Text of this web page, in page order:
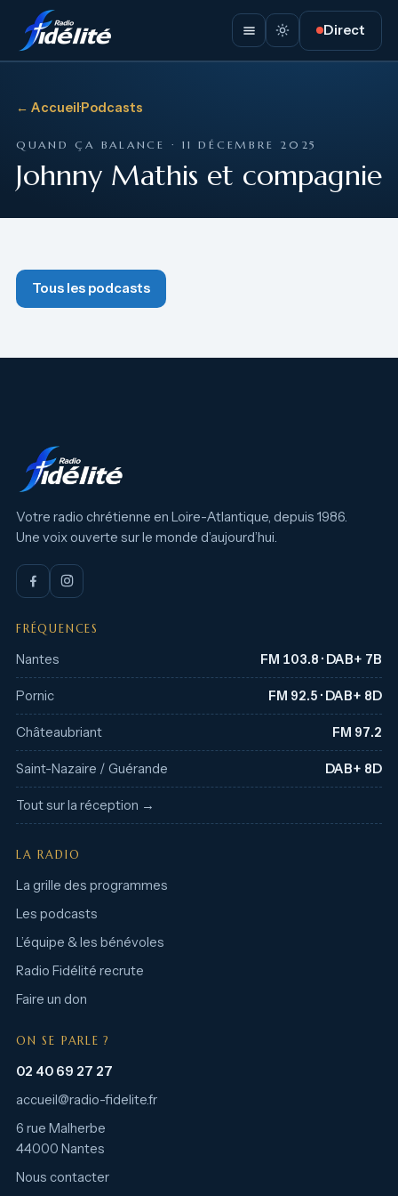
Direct
← Accueil·Podcasts
QUAND ÇA BALANCE · 11 DÉCEMBRE 2025
Johnny Mathis et compagnie
Tous les podcasts
Votre radio chrétienne en Loire-Atlantique, depuis 1986.
Une voix ouverte sur le monde d’aujourd’hui.
FRÉQUENCES
Nantes FM 103.8 · DAB+ 7B
Pornic FM 92.5 · DAB+ 8D
Châteaubriant FM 97.2
Saint-Nazaire / Guérande DAB+ 8D
Tout sur la réception →
LA RADIO
La grille des programmes
Les podcasts
L’équipe & les bénévoles
Radio Fidélité recrute
Faire un don
ON SE PARLE ?
02 40 69 27 27
accueil@radio-fidelite.fr
6 rue Malherbe
44000 Nantes
Nous contacter